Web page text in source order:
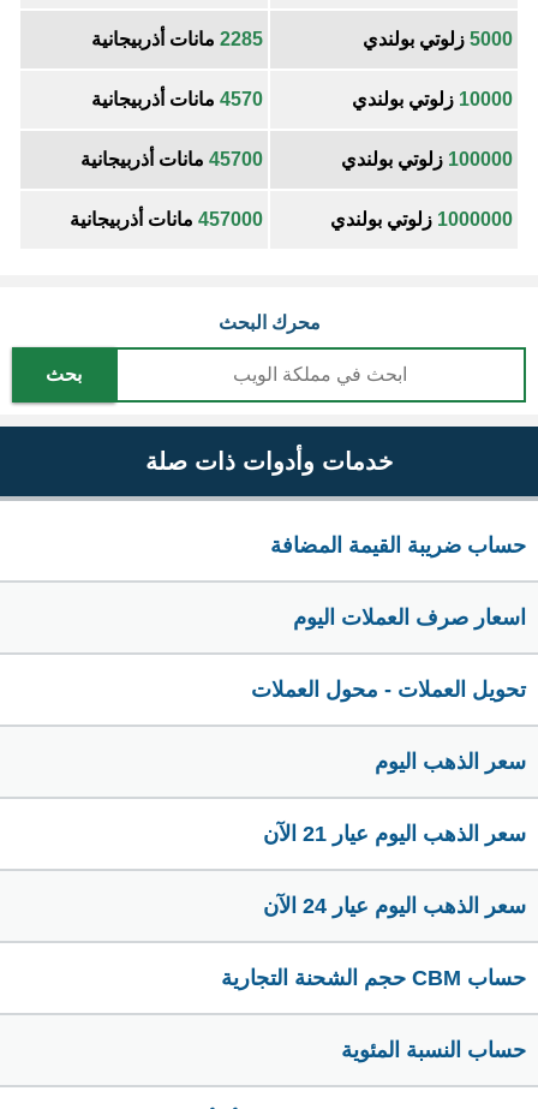
5000 زلوتي بولندي 2285 مانات أذربيجانية
10000 زلوتي بولندي 4570 مانات أذربيجانية
100000 زلوتي بولندي 45700 مانات أذربيجانية
1000000 زلوتي بولندي 457000 مانات أذربيجانية
محرك البحث
بحث
خدمات وأدوات ذات صلة
حساب ضريبة القيمة المضافة
اسعار صرف العملات اليوم
تحويل العملات - محول العملات
سعر الذهب اليوم
سعر الذهب اليوم عيار 21 الآن
سعر الذهب اليوم عيار 24 الآن
حساب CBM حجم الشحنة التجارية
حساب النسبة المئوية